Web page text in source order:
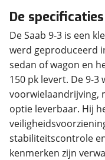
De
De Saab 9-3 is een
werd geproduceerd
sedan of wagon en
150 pk levert. De 9-
voorwielaandrijving,
optie leverbaar. Hij
stabiliteitscontrole
kenmerken zijn